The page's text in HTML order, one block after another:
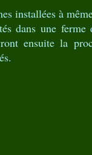
installées à
dans une
ensuite la